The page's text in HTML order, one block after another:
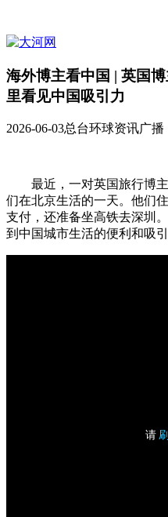
海外博主看中国 | 英国
里看见中国吸引力
2026-06-03总台环球资讯广播
最近，一对英国旅行博主
们在北京生活的一天。他们
支付，还准备坐高铁去深圳
到中国城市生活的便利和吸引